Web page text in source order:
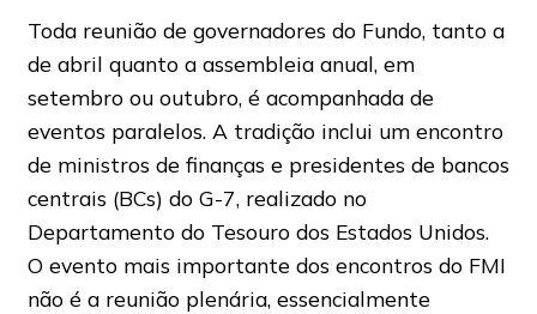
Toda reunião de governadores do Fundo, tanto a
de abril quanto a assembleia anual, em
setembro ou outubro, é acompanhada de
eventos paralelos. A tradição inclui um encontro
de ministros de finanças e presidentes de bancos
centrais (BCs) do G-7, realizado no
Departamento do Tesouro dos Estados Unidos.
O evento mais importante dos encontros do FMI
não é a reunião plenária, essencialmente